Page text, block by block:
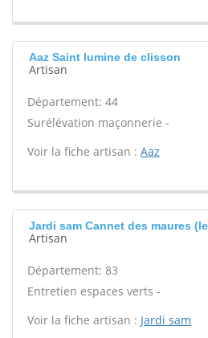
Aaz Saint lumine de clisson
Artisan
Département: 44
Surélévation maçonnerie -
Voir la fiche artisan : Aaz
Jardi sam Cannet des maures
Artisan
Département: 83
Entretien espaces verts -
Voir la fiche artisan : Jardi sam